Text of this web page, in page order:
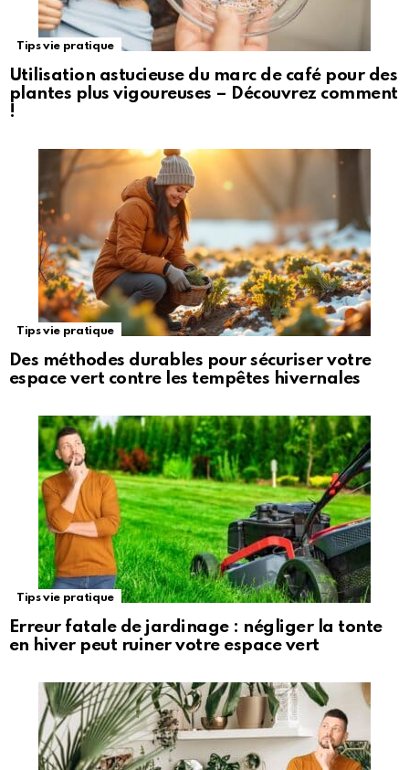
Tips vie pratique
Utilisation astucieuse du marc de café pour des
plantes plus vigoureuses – Découvrez comment
!
Tips vie pratique
Des méthodes durables pour sécuriser votre
espace vert contre les tempêtes hivernales
Tips vie pratique
Erreur fatale de jardinage : négliger la tonte
en hiver peut ruiner votre espace vert